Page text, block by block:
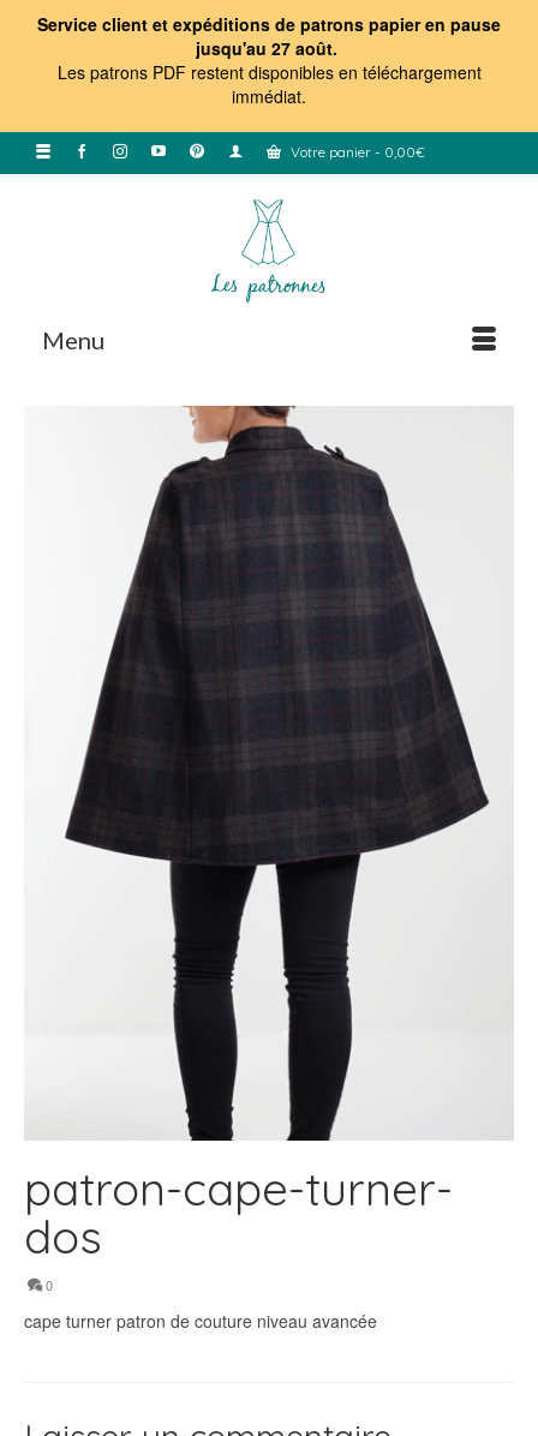
Service client et expéditions de patrons papier en pause
jusqu'au 27 août.
Les patrons PDF restent disponibles en téléchargement
immédiat.
Votre panier - 0,00€
Menu
patron-cape-turner-
dos
0
cape turner patron de couture niveau avancée